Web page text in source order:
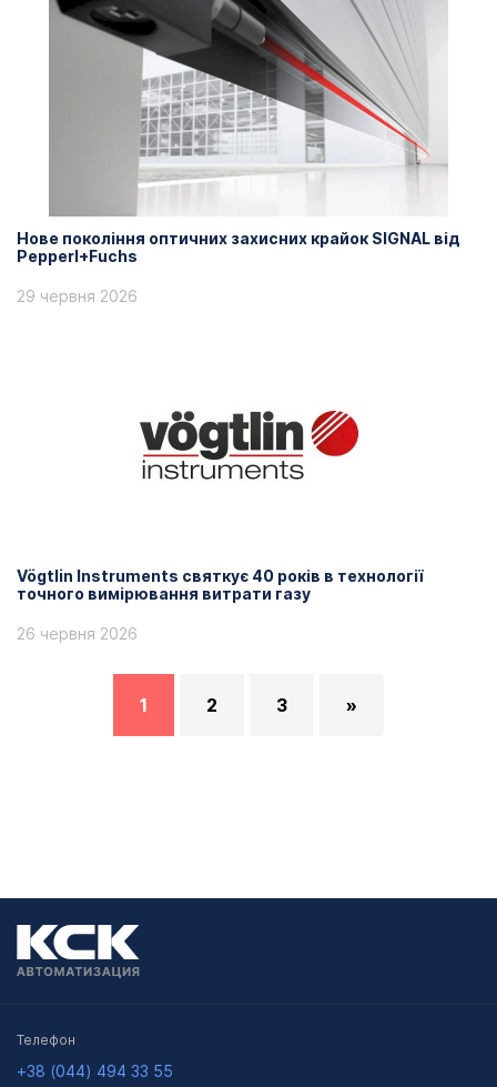
Нове покоління оптичних захисних крайок SIGNAL від
Pepperl+Fuchs
29 червня 2026
Vögtlin Instruments святкує 40 років в технології
точного вимірювання витрати газу
26 червня 2026
1 2 3 »
Телефон
+38 (044) 494 33 55